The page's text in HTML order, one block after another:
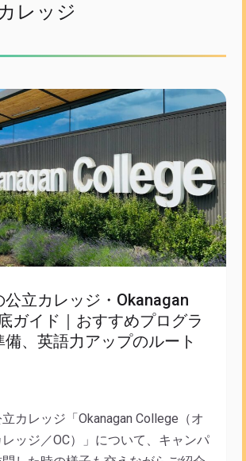
レッジ
公立カレッジ・Okanagan
ガイド｜おすすめプログラ
、英語力アップのルート
カレッジ「Okanagan College（オ
ッジ／OC）」について、キャンパ